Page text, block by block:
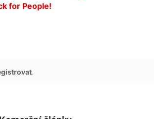
for People!
.